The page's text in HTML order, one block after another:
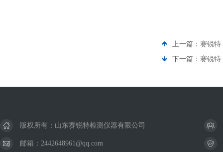
上一篇： 赛锐特
下一篇： 赛锐特
版权所有：山东赛锐特检测仪器有限公司
邮箱：2442648961@qq.com